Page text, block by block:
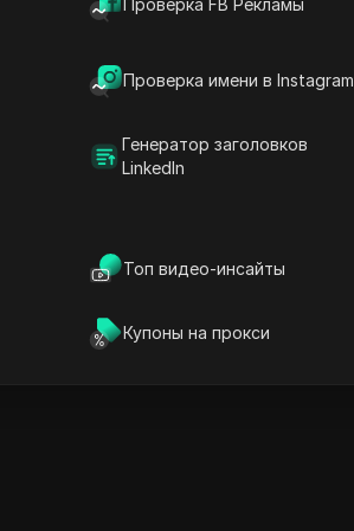
Проверка FB Рекламы
Проверка имени в Instagram
Генератор заголовков
LinkedIn
Топ видео-инсайты
Купоны на прокси
170.0.19.255
190.123.17.255
201.220.9.255
201.220.15.255